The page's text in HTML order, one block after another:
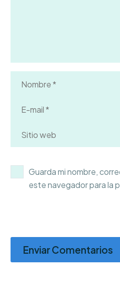
Guarda mi nombre,
este navegador para la
Enviar Comentarios